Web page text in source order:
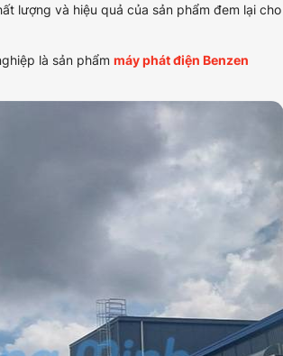
lượng và hiệu quả của sản phẩm đem lại cho
là sản phẩm máy phát điện Benzen